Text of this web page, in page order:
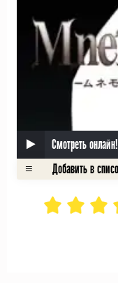
Смотреть онлайн!